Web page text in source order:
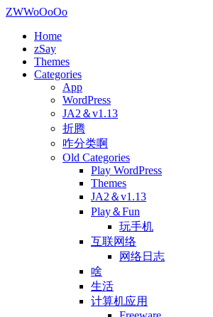
ZWWoOoOo
Home
zSay
Themes
Categories
App
WordPress
JA2＆v1.13
折腾
咋分类啊
Old Categories
Play WordPress
Themes
JA2＆v1.13
Play＆Fun
玩手机
互联网络
网络日志
啥
生活
计算机应用